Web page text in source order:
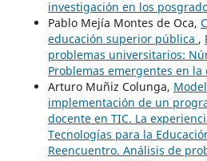
investigación en los
Pablo Mejía Montes de Oca,
educación superior pública ,
problemas universitarios:
Problemas emergentes en
Arturo Muñiz Colunga,
implementación de un
docente en TIC. La
Tecnologías para la
Reencuentro. Análisis de